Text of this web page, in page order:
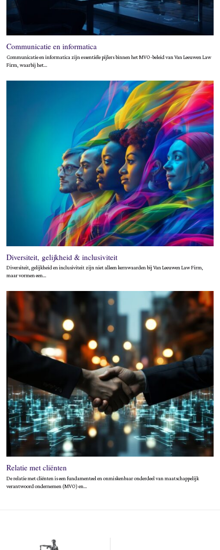
Communicatie en informatica
Communicatie en informatica zijn essentiële pijlers binnen het MVO-beleid van Van Leeuwen Law
Firm, waarbij het…
Diversiteit, gelijkheid & inclusiviteit
Diversiteit, gelijkheid en inclusiviteit zijn niet alleen kernwaarden bij Van Leeuwen Law Firm,
maar vormen een…
Relatie met cliënten
De relatie met cliënten is een fundamenteel en onmiskenbaar onderdeel van maatschappelijk
verantwoord ondernemen (MVO) en…